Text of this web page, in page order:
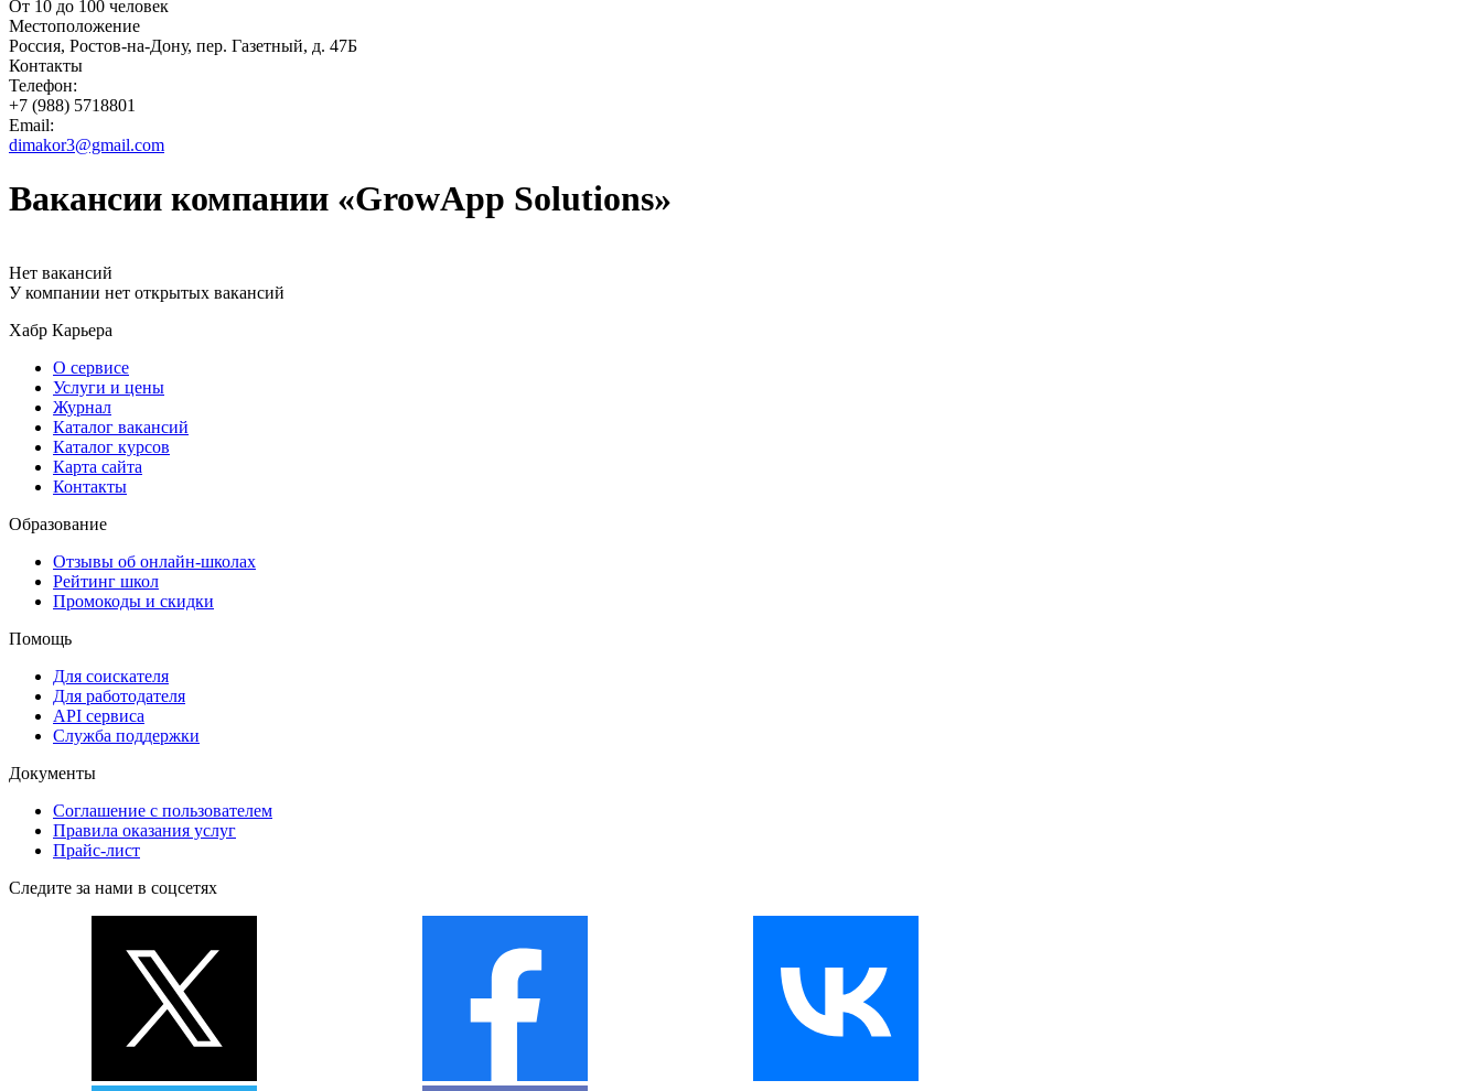
От 10 до 100 человек
Местоположение
Россия, Ростов-на-Дону, пер. Газетный, д. 47Б
Контакты
Телефон:
+7 (988) 5718801
Email:
dimakor3@gmail.com
Вакансии компании «GrowApp Solutions»
Нет вакансий
У компании нет открытых вакансий
Хабр Карьера
О сервисе
Услуги и цены
Журнал
Каталог вакансий
Каталог курсов
Карта сайта
Контакты
Образование
Отзывы об онлайн-школах
Рейтинг школ
Промокоды и скидки
Помощь
Для соискателя
Для работодателя
API сервиса
Служба поддержки
Документы
Соглашение с пользователем
Правила оказания услуг
Прайс-лист
Следите за нами в соцсетях